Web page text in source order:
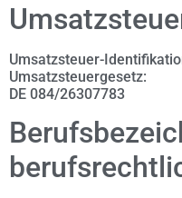
Umsatzsteuer-
Umsatzsteuergesetz:
DE 084/26307783